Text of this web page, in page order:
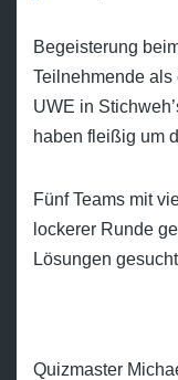
Begeisterung
Teilnehmende
UWE in
haben fleißig um
Fünf Teams mit
lockerer Runde
Lösungen
Quizmaster